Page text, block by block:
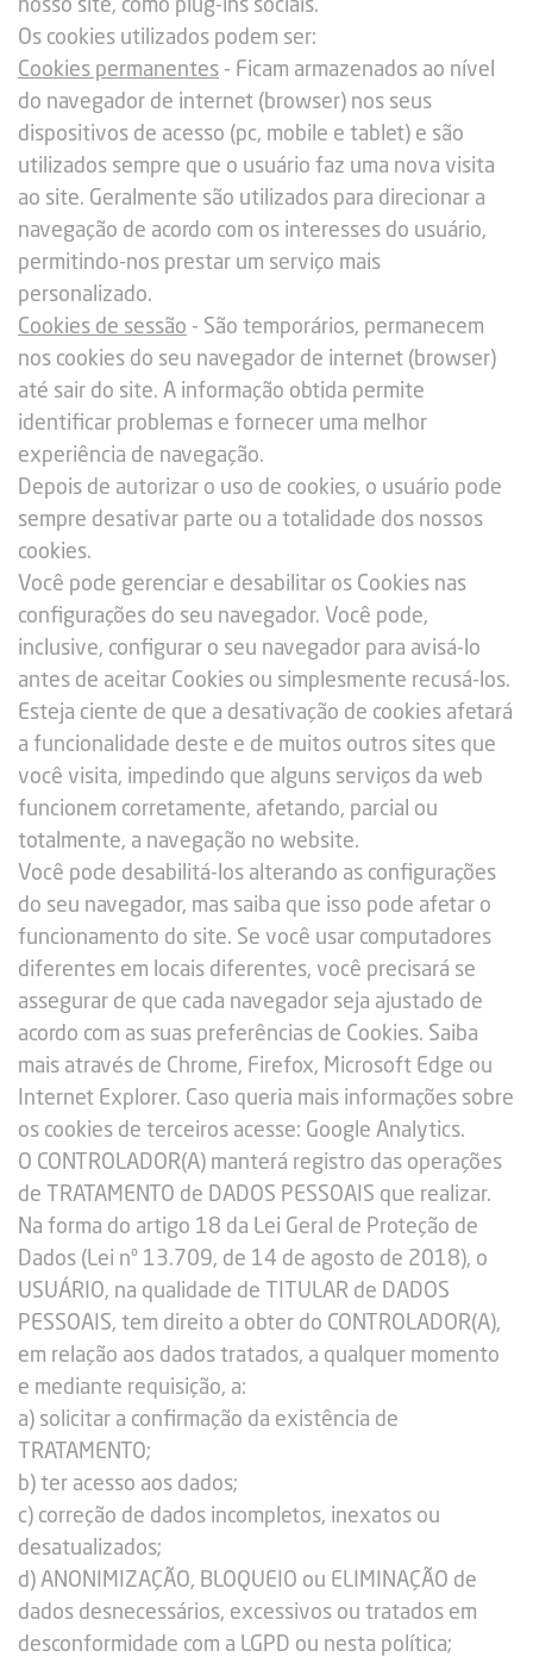
nosso site, como plug-ins sociais.
Os cookies utilizados podem ser:
Cookies permanentes - Ficam armazenados ao nível
do navegador de internet (browser) nos seus
dispositivos de acesso (pc, mobile e tablet) e são
utilizados sempre que o usuário faz uma nova visita
ao site. Geralmente são utilizados para direcionar a
navegação de acordo com os interesses do usuário,
permitindo-nos prestar um serviço mais
personalizado.
Cookies de sessão - São temporários, permanecem
nos cookies do seu navegador de internet (browser)
até sair do site. A informação obtida permite
identificar problemas e fornecer uma melhor
experiência de navegação.
Depois de autorizar o uso de cookies, o usuário pode
sempre desativar parte ou a totalidade dos nossos
cookies.
Você pode gerenciar e desabilitar os Cookies nas
configurações do seu navegador. Você pode,
inclusive, configurar o seu navegador para avisá-lo
antes de aceitar Cookies ou simplesmente recusá-los.
Esteja ciente de que a desativação de cookies afetará
a funcionalidade deste e de muitos outros sites que
você visita, impedindo que alguns serviços da web
funcionem corretamente, afetando, parcial ou
totalmente, a navegação no website.
Você pode desabilitá-los alterando as configurações
do seu navegador, mas saiba que isso pode afetar o
funcionamento do site. Se você usar computadores
diferentes em locais diferentes, você precisará se
assegurar de que cada navegador seja ajustado de
acordo com as suas preferências de Cookies. Saiba
mais através de Chrome, Firefox, Microsoft Edge ou
Internet Explorer. Caso queria mais informações sobre
os cookies de terceiros acesse: Google Analytics.
O CONTROLADOR(A) manterá registro das operações
de TRATAMENTO de DADOS PESSOAIS que realizar.
Na forma do artigo 18 da Lei Geral de Proteção de
Dados (Lei nº 13.709, de 14 de agosto de 2018), o
USUÁRIO, na qualidade de TITULAR de DADOS
PESSOAIS, tem direito a obter do CONTROLADOR(A),
em relação aos dados tratados, a qualquer momento
e mediante requisição, a:
a) solicitar a confirmação da existência de
TRATAMENTO;
b) ter acesso aos dados;
c) correção de dados incompletos, inexatos ou
desatualizados;
d) ANONIMIZAÇÃO, BLOQUEIO ou ELIMINAÇÃO de
dados desnecessários, excessivos ou tratados em
desconformidade com a LGPD ou nesta política;